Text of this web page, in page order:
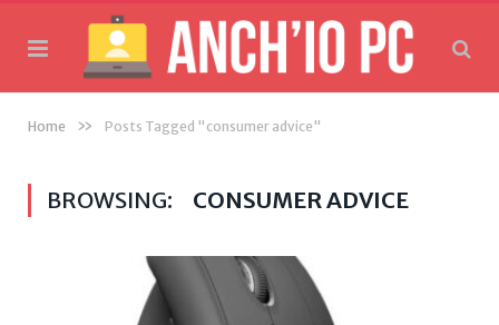
Home » Posts Tagged "consumer advice"
BROWSING: CONSUMER ADVICE